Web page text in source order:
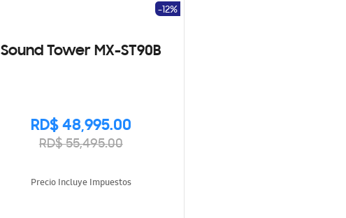
Sound Tower MX-ST90B
RD$ 48,995.00
RD$ 55,495.00
-12%
Precio Incluye Impuestos